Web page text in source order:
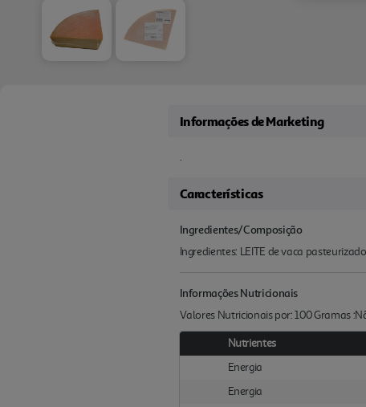
Informações de Marketing
.
Características
Ingredientes/Composição
Ingredientes: LEITE de vaca
Informações Nutricionais
Valores Nutricionais por: 100 Gramas
Nutrientes
Energia
Energia